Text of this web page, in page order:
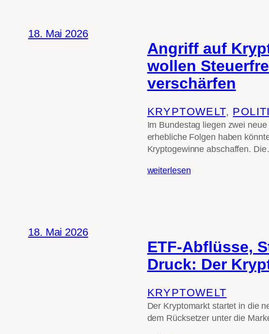
18. Mai 2026
Angriff auf
wollen
verschärfen
KRYPTOWELT,
Im Bundestag liegen zwei
erhebliche Folgen haben
Kryptogewinne abschaffen.
weiterlesen
18. Mai 2026
ETF-Abflüsse,
Druck: Der
KRYPTOWELT
Der Kryptomarkt startet in die
dem Rücksetzer unter die